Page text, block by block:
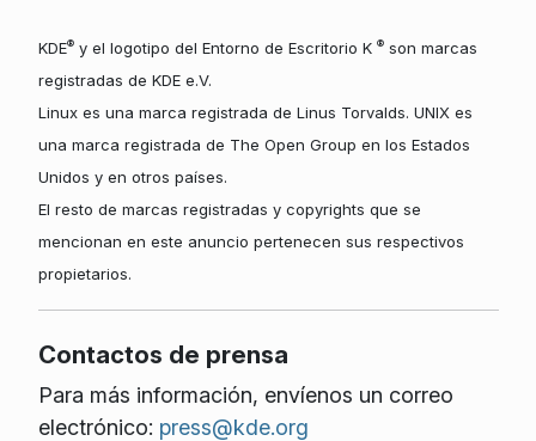
KDE®y el logotipo del Entorno de Escritorio K ®son marcas
registradas de KDE e.V.
Linux es una marca registrada de Linus Torvalds. UNIX es
una marca registrada de The Open Group en los Estados
Unidos y en otros países.
El resto de marcas registradas y copyrights que se
mencionan en este anuncio pertenecen sus respectivos
propietarios.
Contactos de prensa
Para más información, envíenos un correo
electrónico: press@kde.org